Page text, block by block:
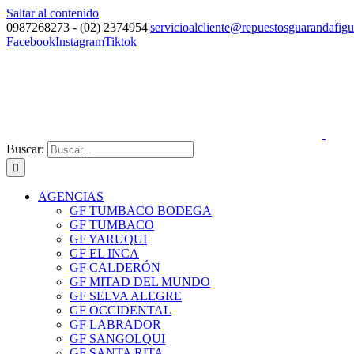
Saltar al contenido
0987268273 - (02) 2374954|
FacebookInstagramTiktok
Buscar:
AGENCIAS
GF TUMBACO BODEGA
GF TUMBACO
GF YARUQUI
GF EL INCA
GF CALDERÓN
GF MITAD DEL MUNDO
GF SELVA ALEGRE
GF OCCIDENTAL
GF LABRADOR
GF SANGOLQUI